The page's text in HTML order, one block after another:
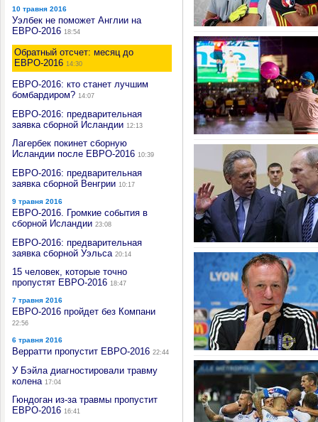
10 травня 2016
Уэлбек не поможет Англии на
ЕВРО-2016 18:54
Обратный отсчет: месяц до
ЕВРО-2016 14:30
ЕВРО-2016: кто станет лучшим
бомбардиром? 14:07
ЕВРО-2016: предварительная
заявка сборной Исландии 12:13
Лагербек покинет сборную
Исландии после ЕВРО-2016 10:39
ЕВРО-2016: предварительная
заявка сборной Венгрии 10:17
9 травня 2016
ЕВРО-2016. Громкие события в
сборной Исландии 23:08
ЕВРО-2016: предварительная
заявка сборной Уэльса 20:14
15 человек, которые точно
пропустят ЕВРО-2016 18:47
7 травня 2016
ЕВРО-2016 пройдет без Компани
22:56
6 травня 2016
Верратти пропустит ЕВРО-2016 22:44
У Бэйла диагностировали травму
колена 17:04
Гюндоган из-за травмы пропустит
ЕВРО-2016 16:41